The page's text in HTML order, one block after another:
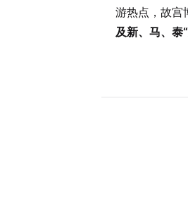
游热点，故宫
及新、马、泰